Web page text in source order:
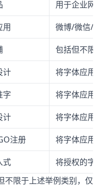
用于企业网
用 微博/微信/
包括但不限
计 将字体应用
字 将字体应用
计 将字体应用
注册 将字体应用
式
将授权的字
不限于上述举例类别，仅